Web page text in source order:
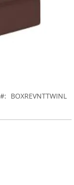
BOXREVNTTWINL